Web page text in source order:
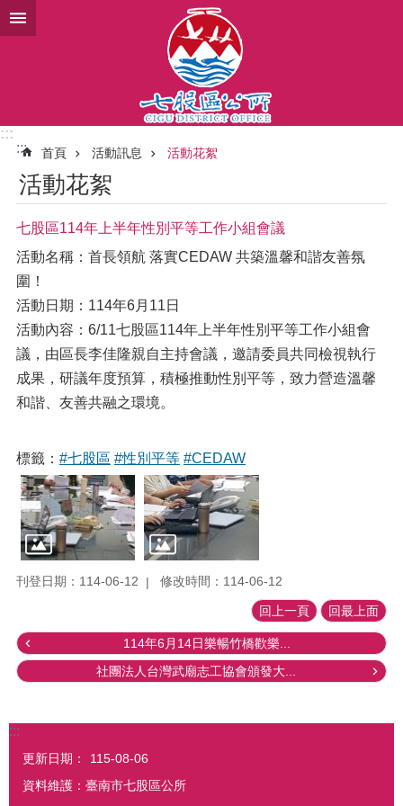
跳到主要內容區塊
:::
:::
首頁 活動訊息 活動花絮
活動花絮
七股區114年上半年性別平等工作小組會議
活動名稱：首長領航 落實CEDAW 共築溫馨和諧友善氛
圍！
活動日期：114年6月11日
活動內容：6/11七股區114年上半年性別平等工作小組會
議，由區長李佳隆親自主持會議，邀請委員共同檢視執行
成果，研議年度預算，積極推動性別平等，致力營造溫馨
和諧、友善共融之環境。
標籤： #七股區 #性別平等 #CEDAW
刊登日期：114-06-12 修改時間：114-06-12
回上一頁 回最上面
114年6月14日樂暢竹橋歡樂...
社團法人台灣武廟志工協會頒發大...
:::
更新日期：
115-08-06
資料維護：臺南市七股區公所